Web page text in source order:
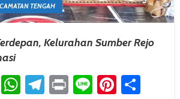
TENGAH
Kelurahan Sumber Rejo
EmailWhatsApp
Telegram
PrintLine